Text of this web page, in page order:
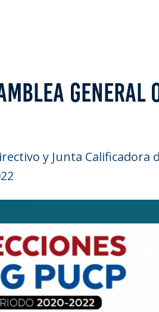
GENERAL
y Junta Calificadora